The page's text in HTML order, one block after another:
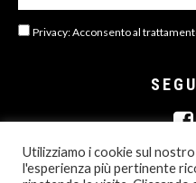
Privacy: Acconsento al
Utilizziamo i cookie sul
l'esperienza più pertinente